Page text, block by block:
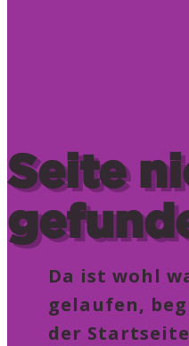
Seite
Da ist wohl
gelaufen,
der Startseite